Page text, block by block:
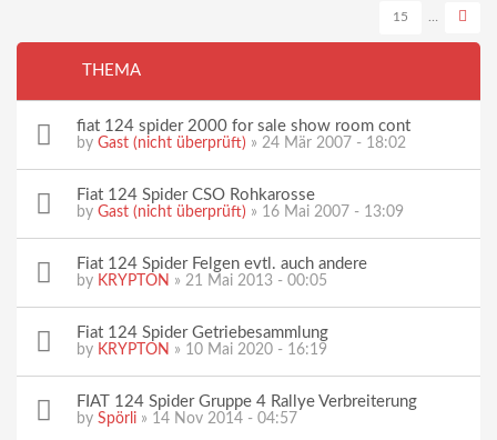
15
THEMA
fiat 124 spider 2000 for sale show room cont
by Gast (nicht überprüft) » 24 Mär 2007 - 18:02
Fiat 124 Spider CSO Rohkarosse
by Gast (nicht überprüft) » 16 Mai 2007 - 13:09
Fiat 124 Spider Felgen evtl. auch andere
by KRYPTON » 21 Mai 2013 - 00:05
Fiat 124 Spider Getriebesammlung
by KRYPTON » 10 Mai 2020 - 16:19
FIAT 124 Spider Gruppe 4 Rallye Verbreiterung
by Spörli » 14 Nov 2014 - 04:57